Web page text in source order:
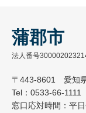
蒲郡市
法人番号
〒443-8601 愛知
Tel：0533-66-1111
窓口応対時間：平